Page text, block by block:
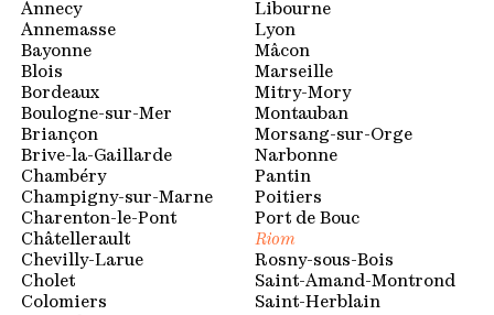
Annecy
Annemasse
Bayonne
Blois
Bordeaux
Boulogne-sur-Mer
Briançon
Brive-la-Gaillarde
Chambéry
Champigny-sur-Marne
Charenton-le-Pont
Châtellerault
Chevilly-Larue
Cholet
Colomiers
Libourne
Lyon
Mâcon
Marseille
Mitry-Mory
Montauban
Morsang-sur-Orge
Narbonne
Pantin
Poitiers
Port de Bouc
Riom
Rosny-sous-Bois
Saint-Amand-Montrond
Saint-Herblain